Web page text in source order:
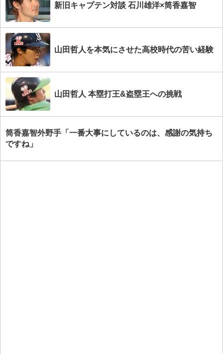
新旧キャプテン対談 石川雄洋×筒香嘉智
山田哲人を本気にさせた高校時代の苦い経験
山田哲人 本塁打王&盗塁王への挑戦
筒香嘉智外野手「一番大事にしているのは、感謝の気持ち
ですね」